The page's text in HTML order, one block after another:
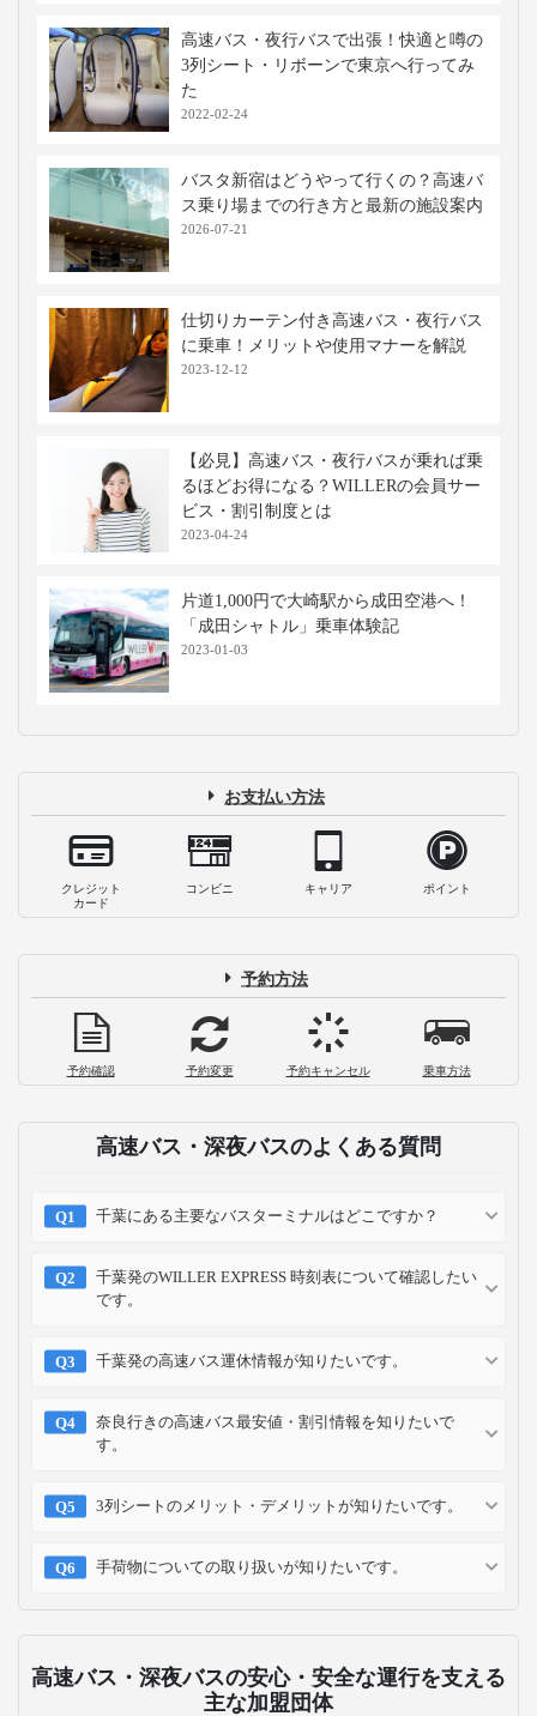
高速バス・夜行バスで出張！快適と噂の
3列シート・リボーンで東京へ行ってみ
た
2022-02-24
バスタ新宿はどうやって行くの？高速バ
ス乗り場までの行き方と最新の施設案内
2026-07-21
仕切りカーテン付き高速バス・夜行バス
に乗車！メリットや使用マナーを解説
2023-12-12
【必見】高速バス・夜行バスが乗れば乗
るほどお得になる？WILLERの会員サー
ビス・割引制度とは
2023-04-24
片道1,000円で大崎駅から成田空港へ！
「成田シャトル」乗車体験記
2023-01-03
お支払い方法
クレジット
カード
コンビニ キャリア ポイント
予約方法
予約確認 予約変更 予約キャンセル 乗車方法
高速バス・深夜バスのよくある質問
千葉にある主要なバスターミナルはどこですか？
千葉発のWILLER EXPRESS 時刻表について確認したい
です。
千葉発の高速バス運休情報が知りたいです。
奈良行きの高速バス最安値・割引情報を知りたいで
す。
3列シートのメリット・デメリットが知りたいです。
手荷物についての取り扱いが知りたいです。
高速バス・深夜バスの安心・安全な運行を支える
主な加盟団体